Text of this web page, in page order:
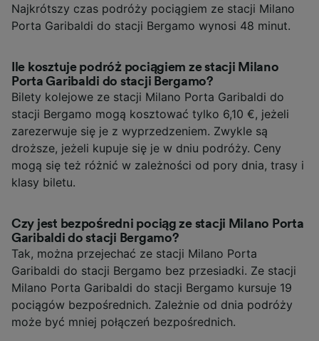
Najkrótszy czas podróży pociągiem ze stacji Milano
Porta Garibaldi do stacji Bergamo wynosi 48 minut.
Ile kosztuje podróż pociągiem ze stacji Milano
Porta Garibaldi do stacji Bergamo?
Bilety kolejowe ze stacji Milano Porta Garibaldi do
stacji Bergamo mogą kosztować tylko 6,10 €, jeżeli
zarezerwuje się je z wyprzedzeniem. Zwykle są
droższe, jeżeli kupuje się je w dniu podróży. Ceny
mogą się też różnić w zależności od pory dnia, trasy i
klasy biletu.
Czy jest bezpośredni pociąg ze stacji Milano Porta
Garibaldi do stacji Bergamo?
Tak, można przejechać ze stacji Milano Porta
Garibaldi do stacji Bergamo bez przesiadki. Ze stacji
Milano Porta Garibaldi do stacji Bergamo kursuje 19
pociągów bezpośrednich. Zależnie od dnia podróży
może być mniej połączeń bezpośrednich.